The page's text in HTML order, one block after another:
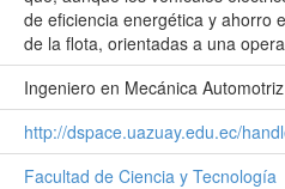
de eficiencia energética y ahorro
de la flota, orientadas a una
Ingeniero en Mecánica Automotriz
http://dspace.uazuay.edu.ec/
Facultad de Ciencia y Tecnología